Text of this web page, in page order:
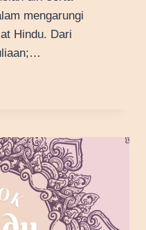
mengarungi
Hindu. Dari